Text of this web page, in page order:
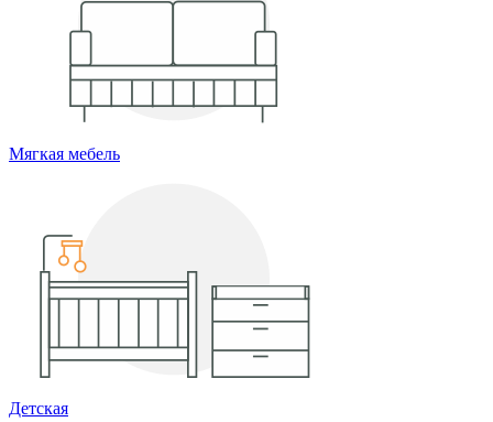
Мягкая мебель
Детская